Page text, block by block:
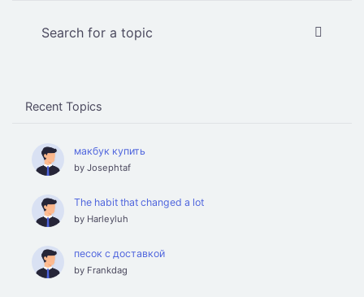
Recent Topics
макбук купить
by Josephtaf
The habit that changed a lot
by Harleyluh
песок с доставкой
by Frankdag